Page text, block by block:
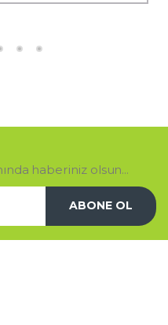
haberiniz olsun...
ABONE OL